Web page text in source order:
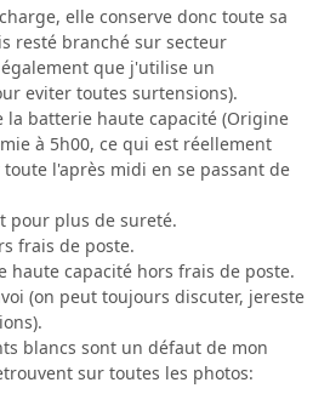
elle conserve donc toute sa
resté branché sur secteur
que j'utilise un
eviter toutes surtensions).
la batterie haute capacité (Origine
à 5h00, ce qui est réellement
l'après midi en se passant de
pour plus de sureté.
frais de poste.
haute capacité hors frais de poste.
(on peut toujours discuter, jereste
blancs sont un défaut de mon
sur toutes les photos: